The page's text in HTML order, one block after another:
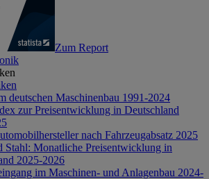
Zum Report
deutschen Maschinenbau 1991-2024
zur Preisentwicklung in Deutschland
nach Fahrzeugabsatz 2025
Stahl: Monatliche Preisentwicklung in
2025-2026
im Maschinen- und Anlagenbau 2024-